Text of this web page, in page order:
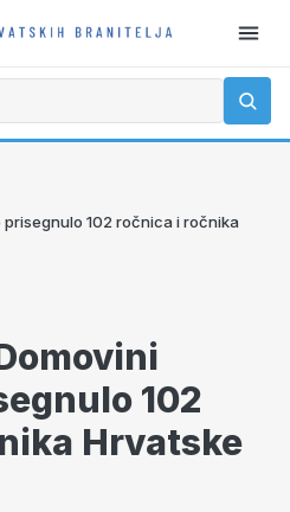
102 ročnica i ročnika
102
Hrvatske